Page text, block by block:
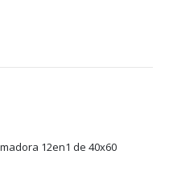
12en1 de 40x60